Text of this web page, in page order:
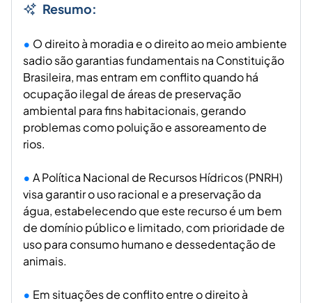
Resumo:
O direito à moradia e o direito ao meio ambiente
sadio são garantias fundamentais na Constituição
Brasileira, mas entram em conflito quando há
ocupação ilegal de áreas de preservação
ambiental para fins habitacionais, gerando
problemas como poluição e assoreamento de
rios.
A Política Nacional de Recursos Hídricos (PNRH)
visa garantir o uso racional e a preservação da
água, estabelecendo que este recurso é um bem
de domínio público e limitado, com prioridade de
uso para consumo humano e dessedentação de
animais.
Em situações de conflito entre o direito à